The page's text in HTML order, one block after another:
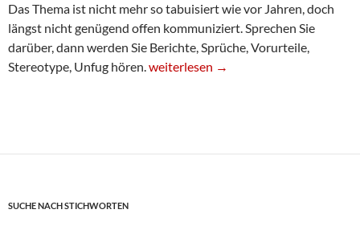
Das Thema ist nicht mehr so tabuisiert wie vor Jahren, doch
längst nicht genügend offen kommuniziert. Sprechen Sie
darüber, dann werden Sie Berichte, Sprüche, Vorurteile,
Stereotype, Unfug hören.Sexuelle Belästigung am Arbeitsplatz
weiterlesen →
SUCHE NACH STICHWORTEN